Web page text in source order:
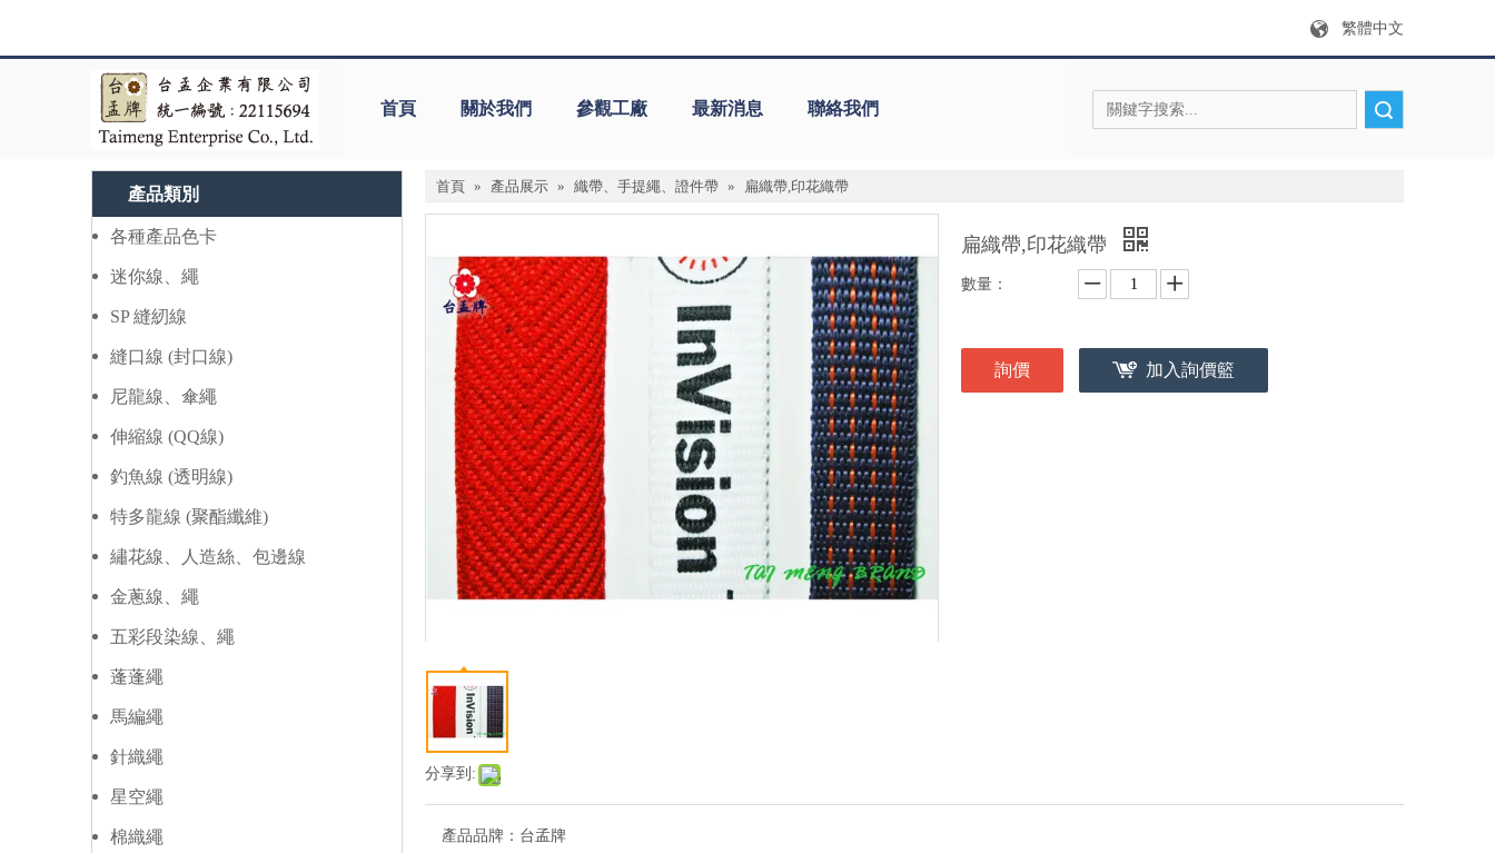
繁體中文
首頁 關於我們 參觀工廠 最新消息 聯絡我們
產品類別
各種產品色卡
迷你線、繩
SP 縫紉線
縫口線 (封口線)
尼龍線、傘繩
伸縮線 (QQ線)
釣魚線 (透明線)
特多龍線 (聚酯纖維)
繡花線、人造絲、包邊線
金蔥線、繩
五彩段染線、繩
蓬蓬繩
馬編繩
針織繩
星空繩
棉織繩
首頁 » 產品展示 » 織帶、手提繩、證件帶 » 扁織帶,印花織帶
分享到:
扁織帶,印花織帶
數量：
詢價 加入詢價籃
產品品牌： 台孟牌